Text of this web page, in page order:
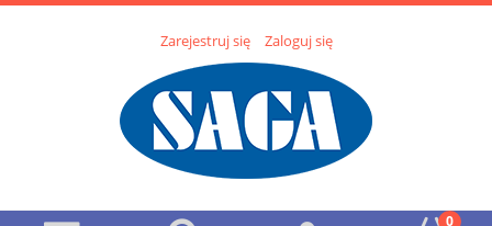
Zarejestruj się Zaloguj się